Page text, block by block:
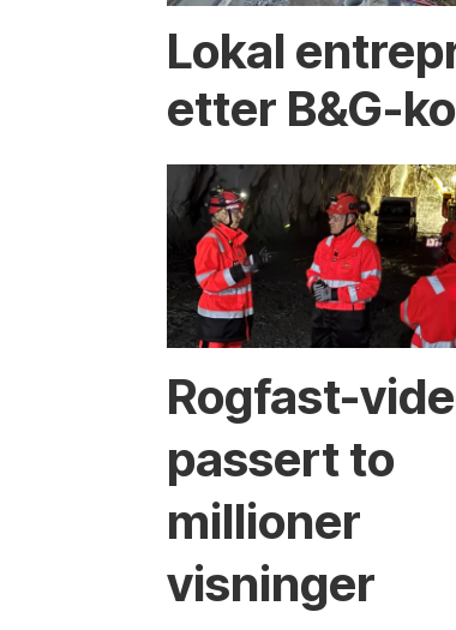
Lokal
etter B&G-
Rogfast-
passert to
millioner
visninger